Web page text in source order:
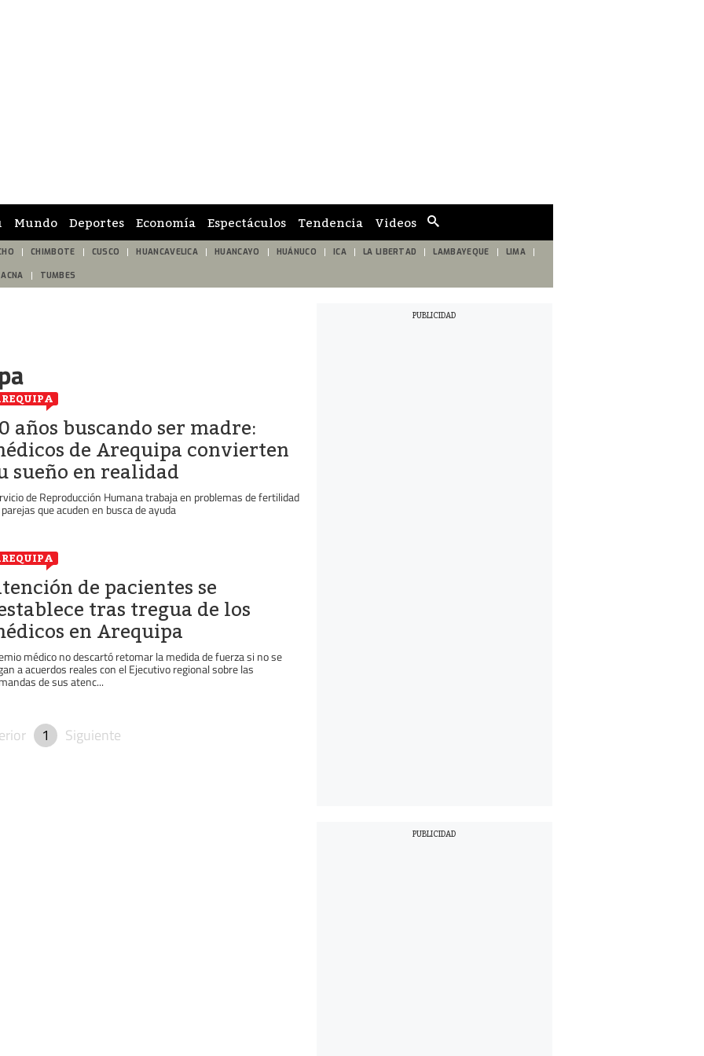
de
búsqueda
Mundo Deportes Economía Espectáculos Tendencia Videos
CHIMBOTE CUSCO HUANCAVELICA HUANCAYO HUÁNUCO ICA LA LIBERTAD LAMBAYEQUE LIMA
TUMBES
años buscando ser madre:
de Arequipa convierten
sueño en realidad
de Reproducción Humana trabaja en problemas de fertilidad
que acuden en busca de ayuda
de pacientes se
tras tregua de los
en Arequipa
médico no descartó retomar la medida de fuerza si no se
a acuerdos reales con el Ejecutivo regional sobre las
de sus atenc...
1 Siguiente